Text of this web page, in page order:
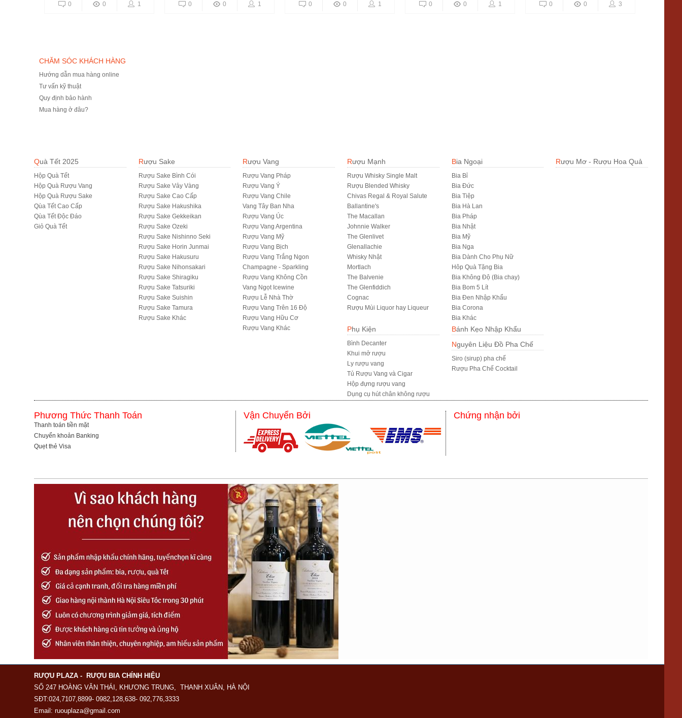
1
0
0 1
0
0 1
0
0 1
0
0 3
0
0
CHĂM SÓC KHÁCH HÀNG
Hướng dẫn mua hàng online
Tư vấn kỹ thuật
Quy định bảo hành
Mua hàng ở đâu?
Quà Tết 2025
Hộp Quà Tết
Hộp Quà Rượu Vang
Hộp Quà Rượu Sake
Qùa Tết Cao Cấp
Qùa Tết Độc Đáo
Giỏ Quà Tết
Rượu Sake
Rượu Sake Bình Cói
Rượu Sake Vảy Vàng
Rượu Sake Cao Cấp
Rượu Sake Hakushika
Rượu Sake Gekkeikan
Rượu Sake Ozeki
Rượu Sake Nishinno Seki
Rượu Sake Horin Junmai
Rượu Sake Hakusuru
Rượu Sake Nihonsakari
Rượu Sake Shiragiku
Rượu Sake Tatsuriki
Rượu Sake Suishin
Rượu Sake Tamura
R­ượu Sake Khác
Rượu Vang
Rượu Vang Pháp
Rượu Vang Ý
Rượu Vang Chile
Vang Tây Ban Nha
Rượu Vang Úc
Rượu Vang Argentina
Rượu Vang Mỹ
Rượu Vang Bịch
Rượu Vang Trắng Ngon
Champagne - Sparkling
Rượu Vang Không Cồn
Vang Ngọt Icewine
Rượu Lễ Nhà Thờ
Rượu Vang Trên 16 Độ
Rượu Vang Hữu Cơ
Rượu Vang Khác
Rượu Mạnh
Rượu Whisky Single Malt
Rượu Blended Whisky
Chivas Regal & Royal Salute
Ballantine's
The Macallan
Johnnie Walker
The Glenlivet
Glenallachie
Whisky Nhật
Mortlach
The Balvenie
The Glenfiddich
Cognac
Rượu Mùi Liquor hay Liqueur
Bia Ngoại
Bia Bỉ
Bia Đức
Bia Tiệp
Bia Hà Lan
Bia Pháp
Bia Nhật
Bia Mỹ
Bia Nga
Bia Dành Cho Phụ Nữ
Hôp Quà Tặng Bia
Bia Không Độ (Bia chay)
Bia Bom 5 Lít
Bia Đen Nhập Khẩu
Bia Corona
Bia Khác
Rượu Mơ - Rượu Hoa Quả
Phụ Kiện
Bình Decanter
Khui mở rượu
Ly rượu vang
Tủ Rượu Vang và Cigar
Hộp đựng rượu vang
Dụng cụ hút chân không rượu
Bánh Kẹo Nhập Khẩu
Nguyên Liệu Đồ Pha Chế
Siro (sirup) pha chế
Rượu Pha Chế Cocktail
Phương Thức Thanh Toán
Thanh toán tiền mặt
Chuyển khoản Banking
Quẹt thẻ Visa
Vận Chuyển Bởi Chứng nhận bởi
RƯỢU PLAZA - RƯỢU BIA CHÍNH HIỆU
SỐ 247 HOÀNG VĂN THÁI, KHƯƠNG TRUNG, THANH XUÂN, HÀ NỘI
SĐT:024,7107,8899- 0982,128,638- 092,776,3333
Email: ruouplaza@gmail.com